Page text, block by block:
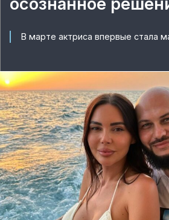
осознанное
В марте актриса впервые стала